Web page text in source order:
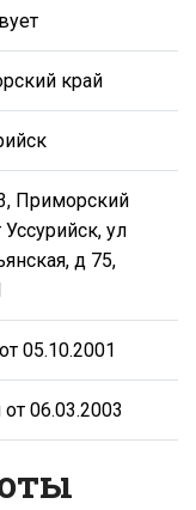
край
Приморский
Уссурийск, ул
д 75,
05.10.2001
06.03.2003